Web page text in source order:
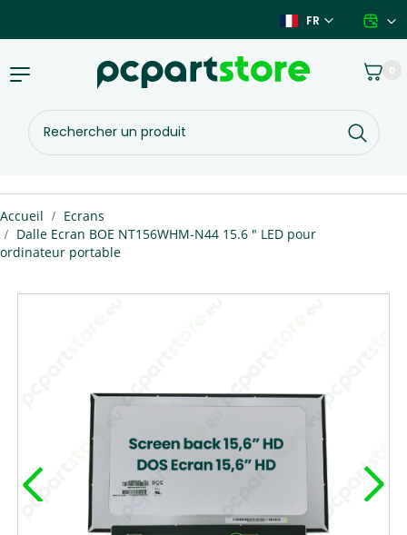
contenu
FR
Rechercher
un
produit
Panier 0
Basculer
navigation
Vous
êtes
ici :
Accueil
Ecrans
Dalle Ecran BOE NT156WHM-N44 15.6 " LED pour
ordinateur portable